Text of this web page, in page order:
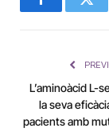
Facebook
L’aminoàcid L-
la seva
pacients amb